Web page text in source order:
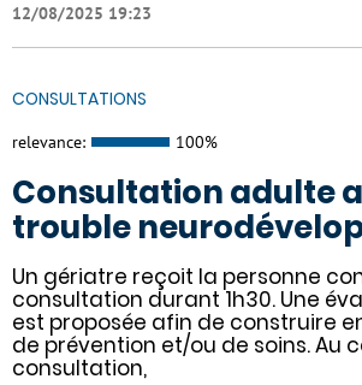
12/08/2025 19:23
CONSULTATIONS
relevance: 100%
Consultation adulte
trouble
Un gériatre reçoit la personne
consultation durant 1h30. Une
est proposée afin de construire
de prévention et/ou de soins. Au
consultation,